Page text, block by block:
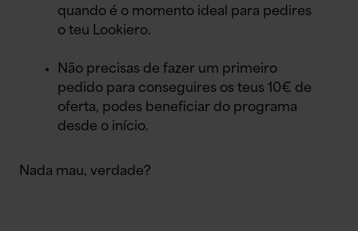
quando é o momento ideal para pedires
o teu Lookiero.
Não precisas de fazer um primeiro
pedido para conseguires os teus 10€ de
oferta, podes beneficiar do programa
desde o início.
Nada mau, verdade?